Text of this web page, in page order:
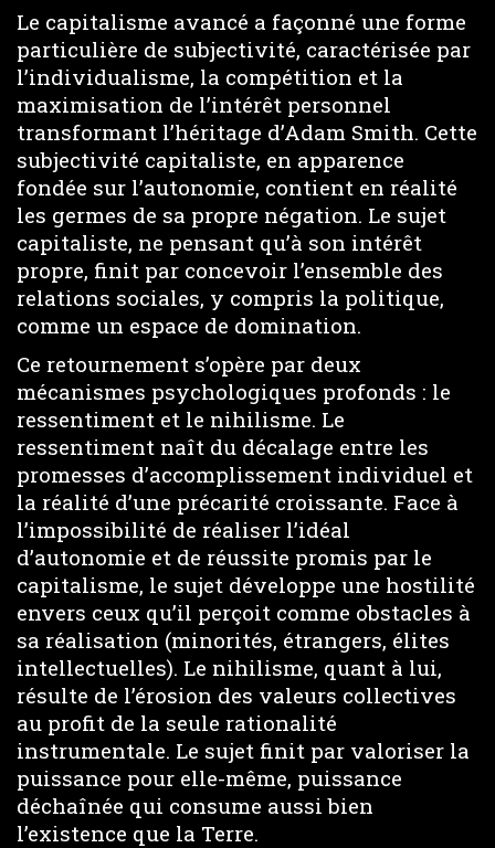
Le capitalisme avancé a façonné une forme
particulière de subjectivité, caractérisée par
l’individualisme, la compétition et la
maximisation de l’intérêt personnel
transformant l’héritage d’Adam Smith. Cette
subjectivité capitaliste, en apparence
fondée sur l’autonomie, contient en réalité
les germes de sa propre négation. Le sujet
capitaliste, ne pensant qu’à son intérêt
propre, finit par concevoir l’ensemble des
relations sociales, y compris la politique,
comme un espace de domination.
Ce retournement s’opère par deux
mécanismes psychologiques profonds : le
ressentiment et le nihilisme. Le
ressentiment naît du décalage entre les
promesses d’accomplissement individuel et
la réalité d’une précarité croissante. Face à
l’impossibilité de réaliser l’idéal
d’autonomie et de réussite promis par le
capitalisme, le sujet développe une hostilité
envers ceux qu’il perçoit comme obstacles à
sa réalisation (minorités, étrangers, élites
intellectuelles). Le nihilisme, quant à lui,
résulte de l’érosion des valeurs collectives
au profit de la seule rationalité
instrumentale. Le sujet finit par valoriser la
puissance pour elle-même, puissance
déchaînée qui consume aussi bien
l’existence que la Terre.